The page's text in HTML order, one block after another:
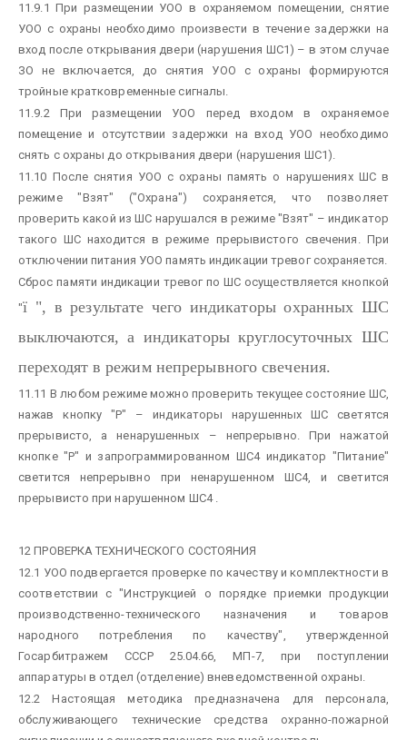
11.9.1 При размещении УОО в охраняемом помещении, снятие
УОО с охраны необходимо произвести в течение задержки на
вход после открывания двери (нарушения ШС1) – в этом случае
ЗО не включается, до снятия УОО с охраны формируются
тройные кратковременные сигналы.
11.9.2 При размещении УОО перед входом в охраняемое
помещение и отсутствии задержки на вход УОО необходимо
снять с охраны до открывания двери (нарушения ШС1).
11.10 После снятия УОО с охраны память о нарушениях ШС в
режиме "Взят" ("Охрана") сохраняется, что позволяет
проверить какой из ШС нарушался в режиме "Взят" – индикатор
такого ШС находится в режиме прерывистого свечения. При
отключении питания УОО память индикации тревог сохраняется.
Сброс памяти индикации тревог по ШС осуществляется кнопкой
"ї ", в результате чего индикаторы охранных ШС
выключаются, а индикаторы круглосуточных ШС
переходят в режим непрерывного свечения.
11.11 В любом режиме можно проверить текущее состояние ШС,
нажав кнопку "Р" – индикаторы нарушенных ШС светятся
прерывисто, а ненарушенных – непрерывно. При нажатой
кнопке "Р" и запрограммированном ШС4 индикатор "Питание"
светится непрерывно при ненарушенном ШС4, и светится
прерывисто при нарушенном ШС4 .
12 ПРОВЕРКА ТЕХНИЧЕСКОГО СОСТОЯНИЯ
12.1 УОО подвергается проверке по качеству и комплектности в
соответствии с "Инструкцией о порядке приемки продукции
производственно-технического назначения и товаров
народного потребления по качеству", утвержденной
Госарбитражем СССР 25.04.66, МП-7, при поступлении
аппаратуры в отдел (отделение) вневедомственной охраны.
12.2 Настоящая методика предназначена для персонала,
обслуживающего технические средства охранно-пожарной